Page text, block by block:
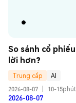
So sánh cổ
lời hơn?
Trung cấp
AI
2026-08-07
10-15phút
2026-08-07